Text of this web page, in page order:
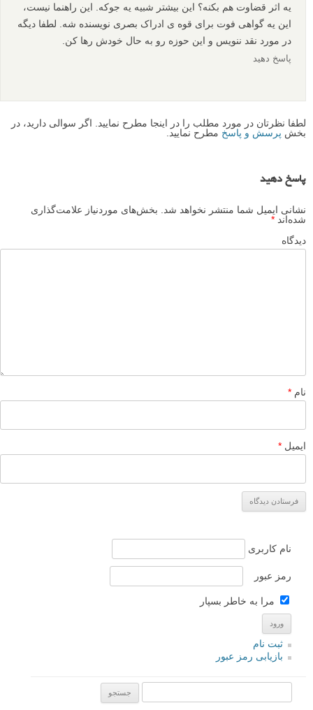
یه اثر قضاوت هم بکنه؟ این بیشتر شبیه یه جوکه. این راهنما نیست،
این یه گواهی فوت برای قوه ی ادراک بصری نویسنده شه. لطفا دیگه
در مورد نقد ننویس و این حوزه رو به حال خودش رها کن.
پاسخ دهید
لطفا نظرتان در مورد مطلب را در اینجا مطرح نمایید. اگر سوالی دارید، در
بخش پرسش و پاسخ مطرح نمایید.
پاسخ دهید
نشانی ایمیل شما منتشر نخواهد شد.
بخش‌های موردنیاز علامت‌گذاری
شده‌اند *
دیدگاه
نام *
ایمیل *
نام کاربری
رمز عبور
مرا به خاطر بسپار
ثبت نام
بازیابی رمز عبور